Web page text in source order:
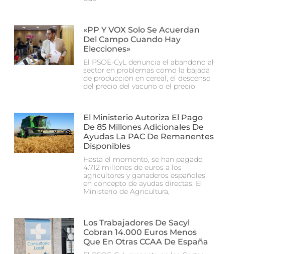
«PP Y VOX Solo Se Acuerdan
Del Campo Cuando Hay
Elecciones»
El PSOE-CyL denuncia el abandono al
sector en problemas como la bajada
de producción en cereal, el descenso
del precio del vacuno o el precio
El Ministerio Autoriza El Pago
De 85 Millones Adicionales De
Ayudas La PAC De Remanentes
Disponibles
Hasta el momento, se han pagado
4.712 millones de euros a los
agricultores y ganaderos españoles
en concepto de ayudas directas. El
Ministerio de Agricultura,
Los Trabajadores De Sacyl
Cobran 14.000 Euros Menos
Que En Otras CCAA De España